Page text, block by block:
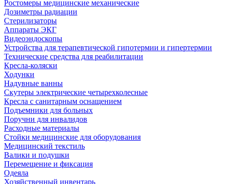
Ростомеры медицинские механические
Дозиметры радиации
Стерилизаторы
Аппараты ЭКГ
Видеоэндоскопы
Устройства для терапевтической гипотермии и гипертермии
Технические средства для реабилитации
Кресла-коляски
Ходунки
Надувные ванны
Скутеры электрические четырехколесные
Кресла с санитарным оснащением
Подъемники для больных
Поручни для инвалидов
Расходные материалы
Стойки медицинские для оборудования
Медицинский текстиль
Валики и подушки
Перемещение и фиксация
Одеяла
Хозяйственный инвентарь